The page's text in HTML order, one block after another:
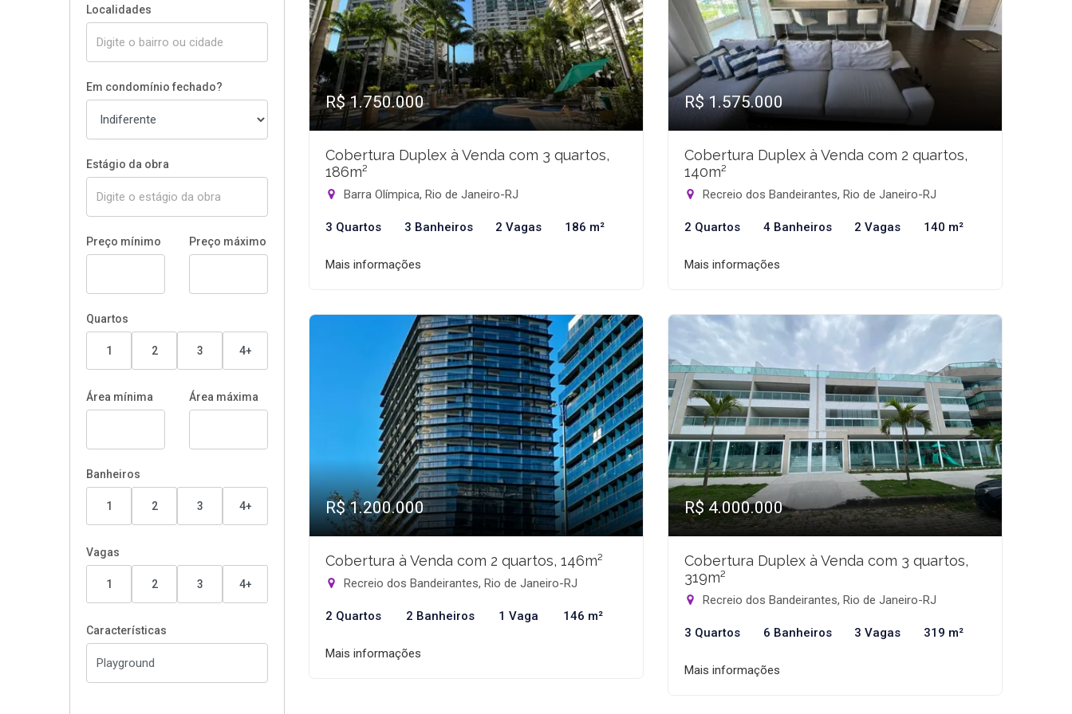
Localidades
Em condomínio fechado?
Estágio da obra
Preço mínimo Preço máximo
Quartos
1 2 3 4+
Área mínima Área máxima
Banheiros
1 2 3 4+
Vagas
1 2 3 4+
Características
R$ 1.750.000
Cobertura Duplex à Venda com 3 quartos,
186m²
Barra Olímpica, Rio de Janeiro-RJ
3 Quartos 3 Banheiros 2 Vagas 186 m²
Mais informações
R$ 1.575.000
Cobertura Duplex à Venda com 2 quartos,
140m²
Recreio dos Bandeirantes, Rio de Janeiro-RJ
2 Quartos 4 Banheiros 2 Vagas 140 m²
Mais informações
R$ 1.200.000
Cobertura à Venda com 2 quartos, 146m²
Recreio dos Bandeirantes, Rio de Janeiro-RJ
2 Quartos 2 Banheiros 1 Vaga 146 m²
Mais informações
R$ 4.000.000
Cobertura Duplex à Venda com 3 quartos,
319m²
Recreio dos Bandeirantes, Rio de Janeiro-RJ
3 Quartos 6 Banheiros 3 Vagas 319 m²
Mais informações